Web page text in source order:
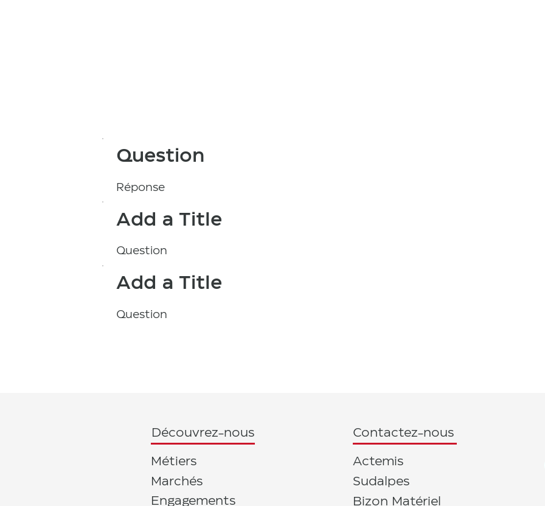
Question
Réponse
Add a Title
Question
Add a Title
Question
Bizon Matériel
Sudalpes
Actemis
Contactez-nous
Engagements
Marchés
Métiers
Découvrez-nous